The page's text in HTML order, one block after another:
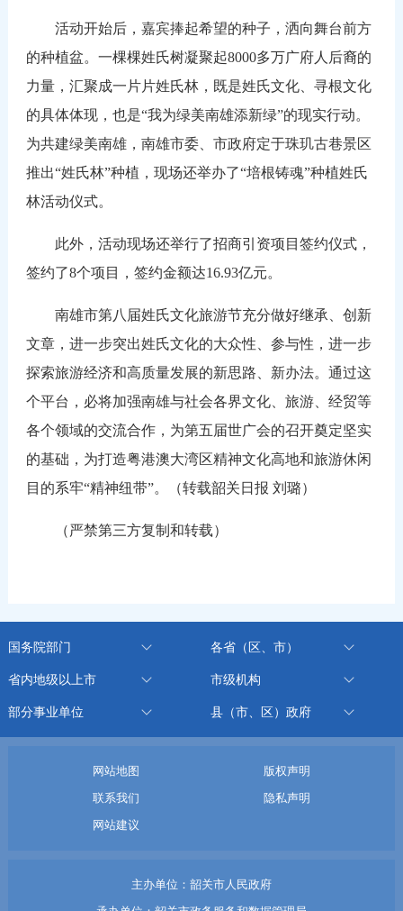
活动开始后，嘉宾捧起希望的种子，洒向舞台前方
的种植盆。一棵棵姓氏树凝聚起8000多万广府人后裔的
力量，汇聚成一片片姓氏林，既是姓氏文化、寻根文化
的具体体现，也是“我为绿美南雄添新绿”的现实行动。
为共建绿美南雄，南雄市委、市政府定于珠玑古巷景区
推出“姓氏林”种植，现场还举办了“培根铸魂”种植姓氏
林活动仪式。
此外，活动现场还举行了招商引资项目签约仪式，
签约了8个项目，签约金额达16.93亿元。
南雄市第八届姓氏文化旅游节充分做好继承、创新
文章，进一步突出姓氏文化的大众性、参与性，进一步
探索旅游经济和高质量发展的新思路、新办法。通过这
个平台，必将加强南雄与社会各界文化、旅游、经贸等
各个领域的交流合作，为第五届世广会的召开奠定坚实
的基础，为打造粤港澳大湾区精神文化高地和旅游休闲
目的系牢“精神纽带”。（转载韶关日报 刘璐）
（严禁第三方复制和转载）
国务院部门 各省（区、市）
省内地级以上市 市级机构
部分事业单位 县（市、区）政府
网站地图
版权声明
联系我们
隐私声明
网站建议
主办单位：韶关市人民政府